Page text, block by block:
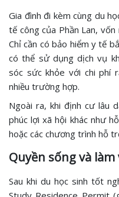
Gia đình đi kèm cùng du
tế công của Phần Lan,
Chỉ cần có bảo hiểm y tế
có thể sử dụng dịch vụ
sóc sức khỏe với chi phí
nhiều trường hợp.
Ngoài ra, khi định cư lâu
phúc lợi xã hội khác như
hoặc các chương trình hỗ
Quyền sống và
Sau khi du học sinh tốt